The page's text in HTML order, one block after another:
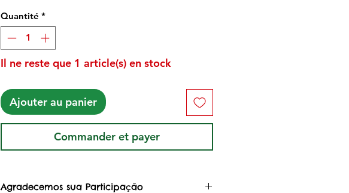
Quantité *
Il ne reste que 1 article(s) en stock
Ajouter au panier
Commander et payer
Agradecemos sua Participação